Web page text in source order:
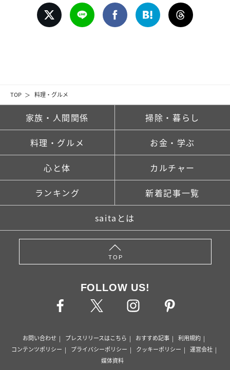
TOP 料理・グルメ
家族・人間関係 掃除・暮らし
料理・グルメ お金・学ぶ
心と体 カルチャー
ランキング 新着記事一覧
saitaとは
TOP
FOLLOW US!
お問い合わせ プレスリリースはこちら おすすめ記事
利用規約
コンテンツポリシー
プライバシーポリシー クッキーポリシー
運営会社
媒体資料